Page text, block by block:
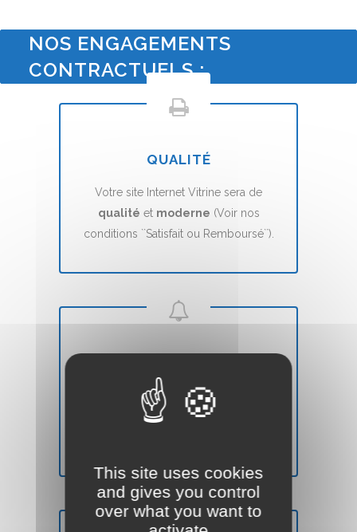
NOS ENGAGEMENTS
CONTRACTUELS :
QUALITÉ
Votre site Internet Vitrine sera de
qualité et moderne (Voir nos
conditions ``Satisfait ou Remboursé``).
Votre site Web Vitrine sera mis en ligne
7 jours(voir nos CGVs).
This site uses cookies
and gives you control
over what you want to